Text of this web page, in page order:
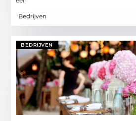
Bedrijven
BEDRIJVEN